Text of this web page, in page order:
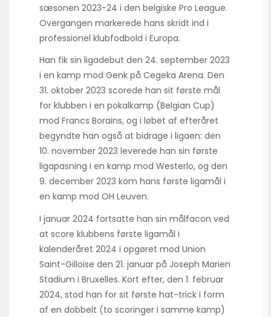
sæsonen 2023-24 i den belgiske Pro League.
Overgangen markerede hans skridt ind i
professionel klubfodbold i Europa.
Han fik sin ligadebut den 24. september 2023
i en kamp mod Genk på Cegeka Arena. Den
31. oktober 2023 scorede han sit første mål
for klubben i en pokalkamp (Belgian Cup)
mod Francs Borains, og i løbet af efteråret
begyndte han også at bidrage i ligaen: den
10. november 2023 leverede han sin første
ligapasning i en kamp mod Westerlo, og den
9. december 2023 kom hans første ligamål i
en kamp mod OH Leuven.
I januar 2024 fortsatte han sin målfacon ved
at score klubbens første ligamål i
kalenderåret 2024 i opgøret mod Union
Saint-Gilloise den 21. januar på Joseph Marien
Stadium i Bruxelles. Kort efter, den 1. februar
2024, stod han for sit første hat-trick i form
af en dobbelt (to scoringer i samme kamp)